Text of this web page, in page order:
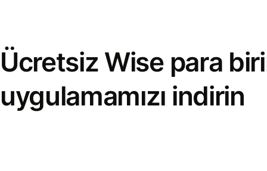
Ücretsiz Wise para
uygulamamızı indirin